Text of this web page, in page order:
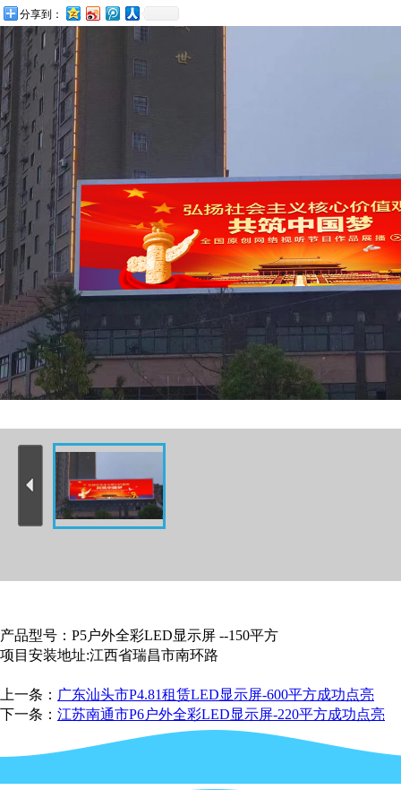
分享到：
产品型号：P5户外全彩LED显示屏 --150平方
项目安装地址:江西省瑞昌市南环路
上一条： 广东汕头市P4.81租赁LED显示屏-600平方成功点亮
下一条： 江苏南通市P6户外全彩LED显示屏-220平方成功点亮